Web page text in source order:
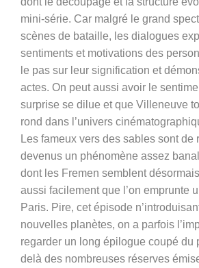
mini-série. Car malgré le grand
scènes de bataille, les dialogues
sentiments et motivations des
le pas sur leur signification et
actes. On peut aussi avoir le
surprise se dilue et que Villeneuve
rond dans l’univers
Les fameux vers des sables sont de
devenus un phénomène assez
dont les Fremen semblent
aussi facilement que l’on emprunte
Paris. Pire, cet épisode
nouvelles planètes, on a parfois
regarder un long épilogue coupé
delà des nombreuses réserves